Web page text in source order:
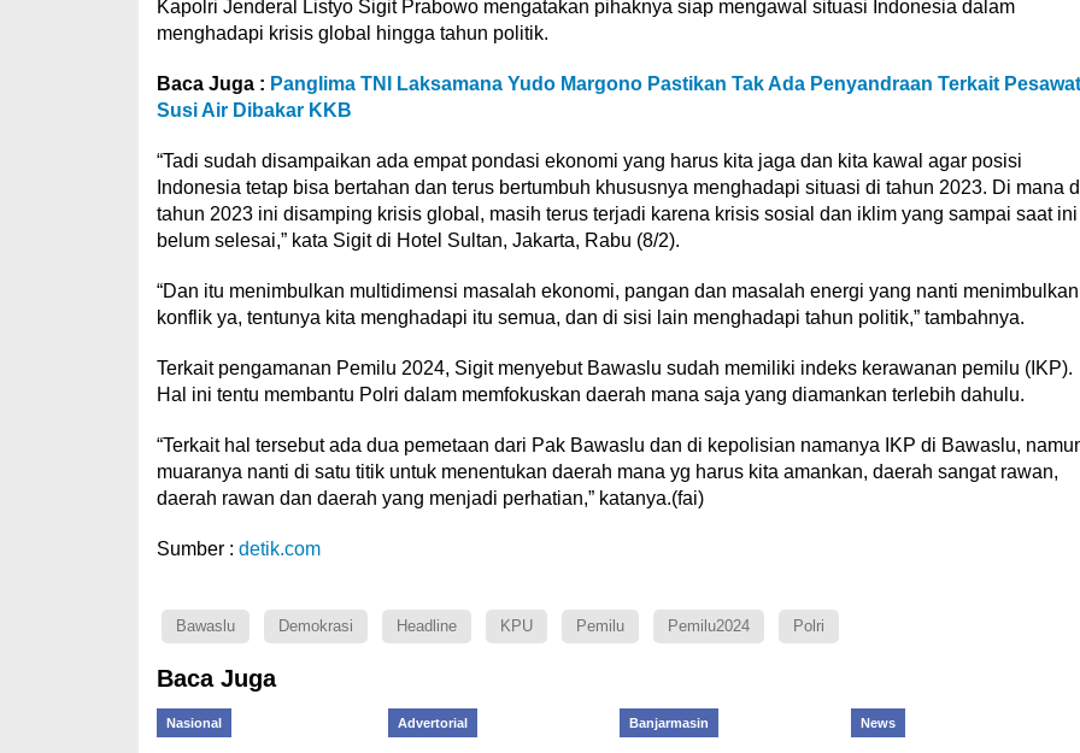
Kapolri Jenderal Listyo Sigit Prabowo mengatakan pihaknya siap mengawal situasi Indonesia dalam
menghadapi krisis global hingga tahun politik.
Baca Juga : Panglima TNI Laksamana Yudo Margono Pastikan Tak Ada Penyandraan Terkait Pesawat
Susi Air Dibakar KKB
“Tadi sudah disampaikan ada empat pondasi ekonomi yang harus kita jaga dan kita kawal agar posisi
Indonesia tetap bisa bertahan dan terus bertumbuh khususnya menghadapi situasi di tahun 2023. Di mana
tahun 2023 ini disamping krisis global, masih terus terjadi karena krisis sosial dan iklim yang sampai saat ini
belum selesai,” kata Sigit di Hotel Sultan, Jakarta, Rabu (8/2).
“Dan itu menimbulkan multidimensi masalah ekonomi, pangan dan masalah energi yang nanti menimbulkan
konflik ya, tentunya kita menghadapi itu semua, dan di sisi lain menghadapi tahun politik,” tambahnya.
Terkait pengamanan Pemilu 2024, Sigit menyebut Bawaslu sudah memiliki indeks kerawanan pemilu (IKP).
Hal ini tentu membantu Polri dalam memfokuskan daerah mana saja yang diamankan terlebih dahulu.
“Terkait hal tersebut ada dua pemetaan dari Pak Bawaslu dan di kepolisian namanya IKP di Bawaslu,
muaranya nanti di satu titik untuk menentukan daerah mana yg harus kita amankan, daerah sangat rawan,
daerah rawan dan daerah yang menjadi perhatian,” katanya.(fai)
Sumber : detik.com
Bawaslu Demokrasi Headline KPU Pemilu Pemilu2024 Polri
Baca Juga
Nasional Advertorial Banjarmasin News